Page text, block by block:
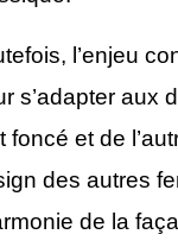
l’enjeu
s’adapter aux
foncé et de
des autres
de la